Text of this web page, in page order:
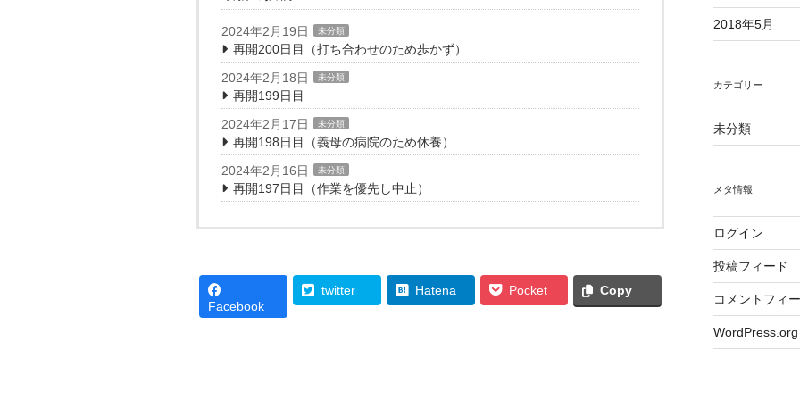
2024年2月19日 未分類
再開200日目（打ち合わせのため歩かず）
2024年2月18日
未分類
再開199日目
2024年2月17日
未分類
再開198日目（義母の病院のため休養）
2024年2月16日
未分類
再開197日目（作業を優先し中止）
Facebook
twitter Hatena Pocket Copy
2018年5月
カテゴリー
未分類
メタ情報
ログイン
投稿フィード
コメントフィ
WordPress.org